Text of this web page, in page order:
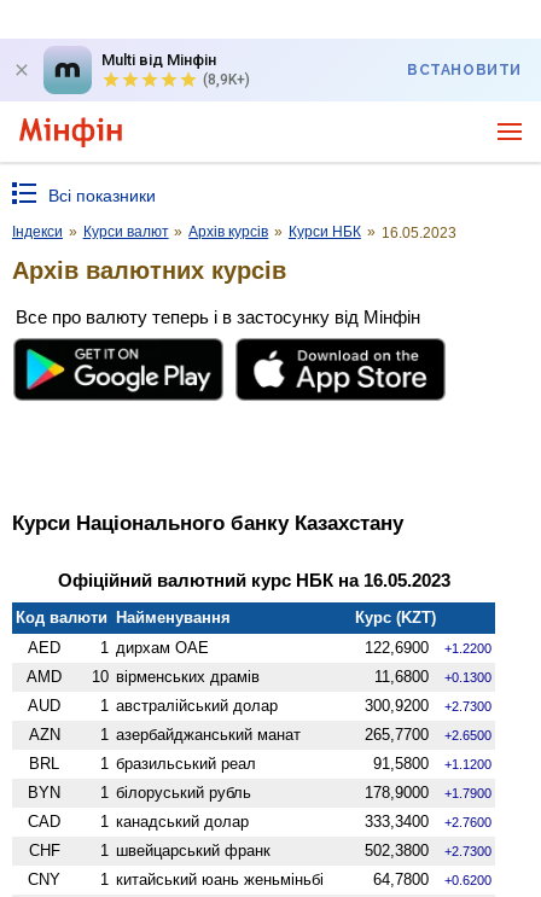
Multi від Мінфін
(8,9K+)
ВСТАНОВИТИ
Всі показники
Індекси » Курси валют » Архів курсів » Курси НБК » 16.05.2023
Архів валютних курсів
Все про валюту теперь і в застосунку від Мінфін
Курси Національного банку Казахстану
Офіційний валютний курс НБК на 16.05.2023
Код валюти Найменування
Курс (KZT)
AED
1 дирхам ОАЕ 122,6900 +1.2200
AMD 10 вiрменських драмів 11,6800 +0.1300
AUD 1 австралійський долар 300,9200 +2.7300
AZN 1 азербайджанський манат 265,7700 +2.6500
BRL 1 бразильський реал 91,5800 +1.1200
BYN 1 білоруський рубль 178,9000 +1.7900
CAD 1 канадський долар 333,3400 +2.7600
CHF 1 швейцарський франк 502,3800 +2.7300
CNY 1 китайський юань женьмiньбi 64,7800 +0.6200